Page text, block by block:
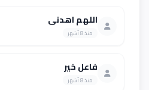
اللهم اهدني
منذ 8 أشهر
فاعل خير
منذ 8 أشهر